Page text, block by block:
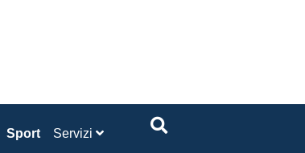
Sport Servizi